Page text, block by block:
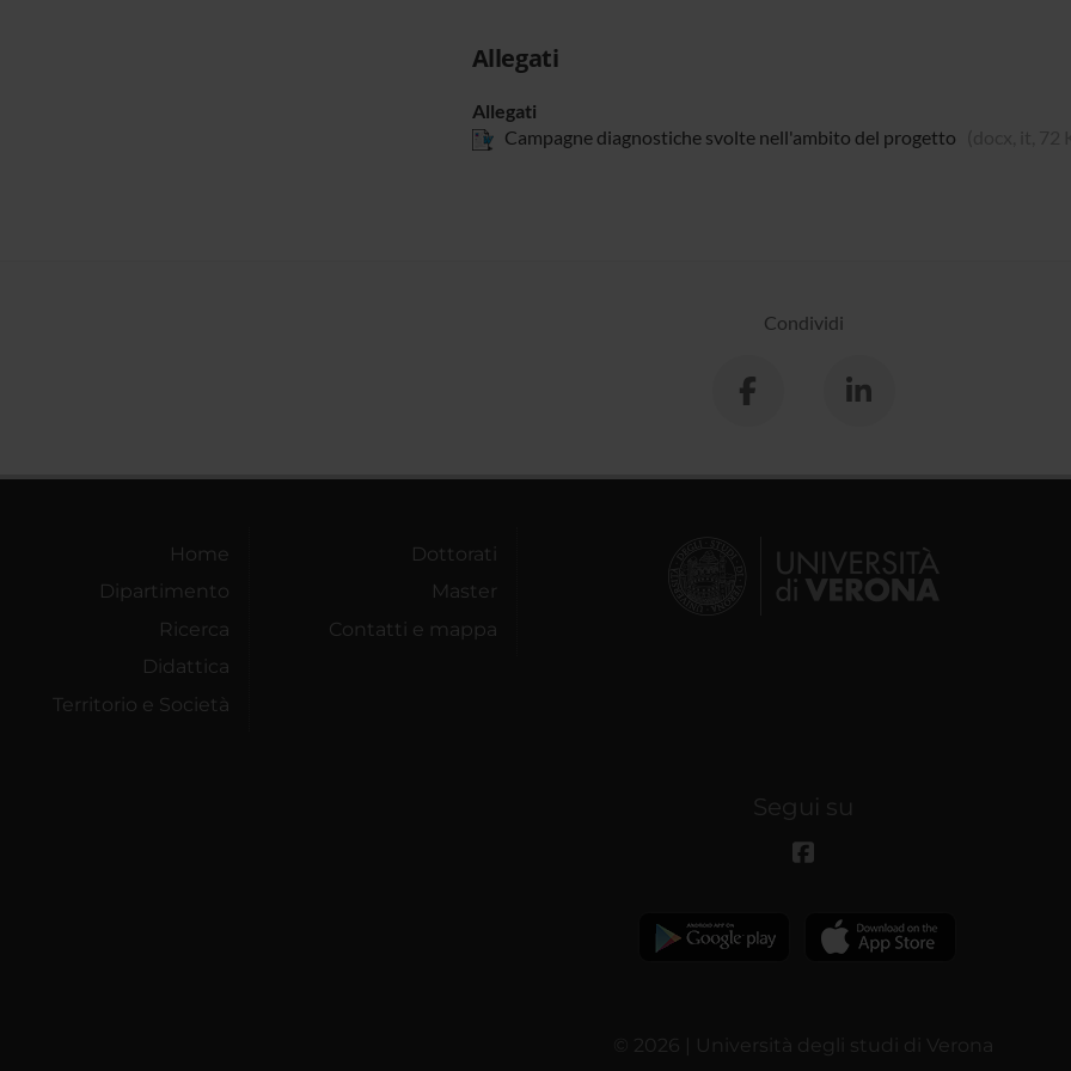
Allegati
Allegati
Campagne diagnostiche svolte nell'ambito del progetto
Condividi
Home
Dipartimento
Ricerca
Didattica
Territorio e Società
Dottorati
Master
Contatti e mappa
Segui su
© 2026 | Università degli studi di Verona